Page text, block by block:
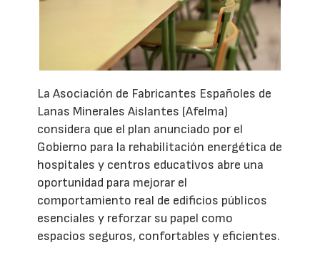
La Asociación de Fabricantes Españoles de
Lanas Minerales Aislantes (Afelma)
considera que el plan anunciado por el
Gobierno para la rehabilitación energética de
hospitales y centros educativos abre una
oportunidad para mejorar el
comportamiento real de edificios públicos
esenciales y reforzar su papel como
espacios seguros, confortables y eficientes.